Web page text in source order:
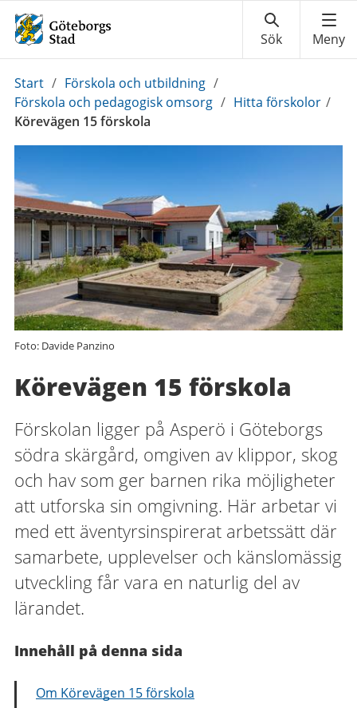
Du
är
här:
Start / Förskola och utbildning /
Förskola och pedagogisk omsorg / Hitta förskolor /
Körevägen 15 förskola
Foto: Davide Panzino
Körevägen 15 förskola
Förskolan ligger på Asperö i Göteborgs
södra skärgård, omgiven av klippor, skog
och hav som ger barnen rika möjligheter
att utforska sin omgivning. Här arbetar vi
med ett äventyrsinspirerat arbetssätt där
samarbete, upplevelser och känslomässig
utveckling får vara en naturlig del av
lärandet.
Innehåll på denna sida
Om Körevägen 15 förskola